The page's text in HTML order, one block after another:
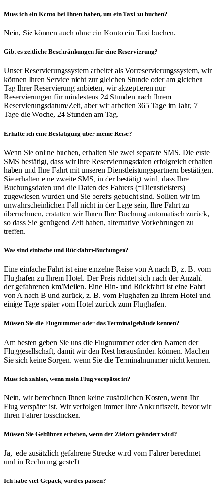
Muss ich ein Konto bei Ihnen haben, um ein Taxi zu buchen?
Nein, Sie können auch ohne ein Konto ein Taxi buchen.
Gibt es zeitliche Beschränkungen für eine Reservierung?
Unser Reservierungssystem arbeitet als Vorreservierungssystem, wir
können Ihren Service nicht zur gleichen Stunde oder am gleichen
Tag Ihrer Reservierung anbieten, wir akzeptieren nur
Reservierungen für mindestens 24 Stunden nach Ihrem
Reservierungsdatum/Zeit, aber wir arbeiten 365 Tage im Jahr, 7
Tage die Woche, 24 Stunden am Tag.
Erhalte ich eine Bestätigung über meine Reise?
Wenn Sie online buchen, erhalten Sie zwei separate SMS. Die erste
SMS bestätigt, dass wir Ihre Reservierungsdaten erfolgreich erhalten
haben und Ihre Fahrt mit unseren Dienstleistungspartnern bestätigen.
Sie erhalten eine zweite SMS, in der bestätigt wird, dass Ihre
Buchungsdaten und die Daten des Fahrers (=Dienstleisters)
zugewiesen wurden und Sie bereits gebucht sind. Sollten wir im
unwahrscheinlichen Fall nicht in der Lage sein, Ihre Fahrt zu
übernehmen, erstatten wir Ihnen Ihre Buchung automatisch zurück,
so dass Sie genügend Zeit haben, alternative Vorkehrungen zu
treffen.
Was sind einfache und Rückfahrt-Buchungen?
Eine einfache Fahrt ist eine einzelne Reise von A nach B, z. B. vom
Flughafen zu Ihrem Hotel. Der Preis richtet sich nach der Anzahl
der gefahrenen km/Meilen. Eine Hin- und Rückfahrt ist eine Fahrt
von A nach B und zurück, z. B. vom Flughafen zu Ihrem Hotel und
einige Tage später vom Hotel zurück zum Flughafen.
Müssen Sie die Flugnummer oder das Terminalgebäude kennen?
Am besten geben Sie uns die Flugnummer oder den Namen der
Fluggesellschaft, damit wir den Rest herausfinden können. Machen
Sie sich keine Sorgen, wenn Sie die Terminalnummer nicht kennen.
Muss ich zahlen, wenn mein Flug verspätet ist?
Nein, wir berechnen Ihnen keine zusätzlichen Kosten, wenn Ihr
Flug verspätet ist. Wir verfolgen immer Ihre Ankunftszeit, bevor wir
Ihren Fahrer losschicken.
Müssen Sie Gebühren erheben, wenn der Zielort geändert wird?
Ja, jede zusätzlich gefahrene Strecke wird vom Fahrer berechnet
und in Rechnung gestellt
Ich habe viel Gepäck, wird es passen?